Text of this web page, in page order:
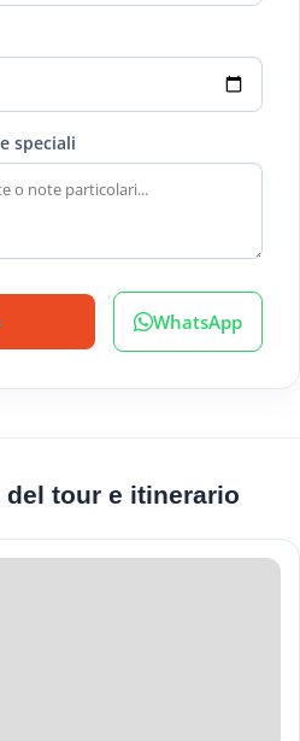
speciali
WhatsApp
tour e itinerario